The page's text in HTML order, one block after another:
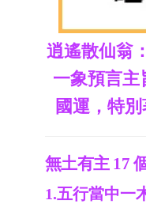
逍遙散仙翁
一象預言主
國運，特別
無土有主 17
1.五行當中一